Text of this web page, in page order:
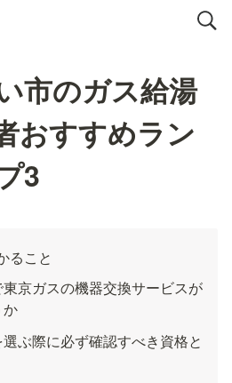
市のガス給湯
おすすめラン
3
ること
京ガスの機器交換サービスが
か
ぶ際に必ず確認すべき資格と